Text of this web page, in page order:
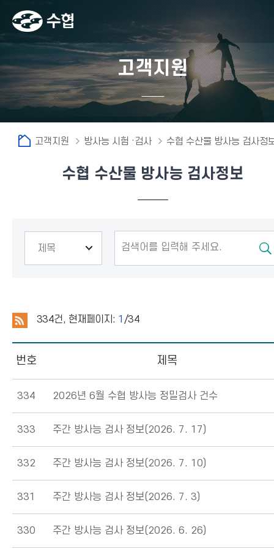
고객지원
고객지원 방사능 시험 ·검사 수협 수산물 방사능 검사정
수협 수산물 방사능 검사정보
334건, 현재페이지: 1 /34
번호 제목
334 2026년 6월 수협 방사능 정밀검사 건수
333 주간 방사능 검사 정보(2026. 7. 17)
332 주간 방사능 검사 정보(2026. 7. 10)
331 주간 방사능 검사 정보(2026. 7. 3)
330 주간 방사능 검사 정보(2026. 6. 26)